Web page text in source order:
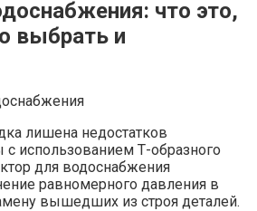
что это,
выбрать и
лишена недостатков
использованием Т-образного
для водоснабжения
равномерного давления в
вышедших из строя деталей.